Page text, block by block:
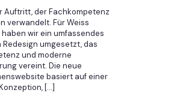
Auftritt, der Fachkompetenz
verwandelt. Für Weiss
wir ein umfassendes
Redesign umgesetzt, das
und moderne
vereint. Die neue
basiert auf einer
[…]